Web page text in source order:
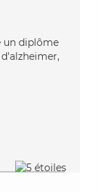
un diplôme